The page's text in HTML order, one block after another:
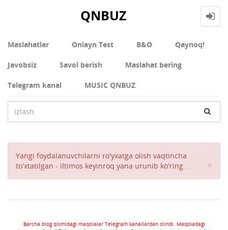
QNBUZ
Maslahatlar Onlayn Test В&О Qaynoq!
Javobsiz Savol berish Maslahat bering
Telegram kanal MUSIC QNBUZ
Yangi foydalanuvchilarni ro'yxatga olish vaqtincha
to'xtatilgan - iltimos keyinroq yana urunib ko'ring .
×
Barcha blog qismidagi maqolalar Telegram kanallardan olindi. Maqoladagi